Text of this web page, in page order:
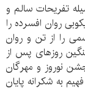
تفریحات سالم و
روان افسرده را
را از تن و روان
روزهاى پس از
نوروز و مهرگان
به شكرانه‌ پایان